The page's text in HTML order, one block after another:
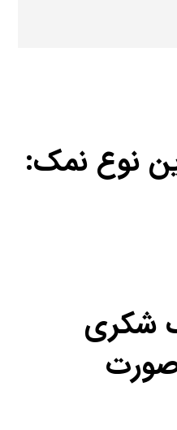
نوع نمک:
شکری